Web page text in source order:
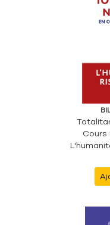
Cours